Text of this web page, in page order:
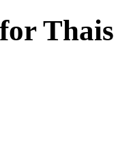
Thais